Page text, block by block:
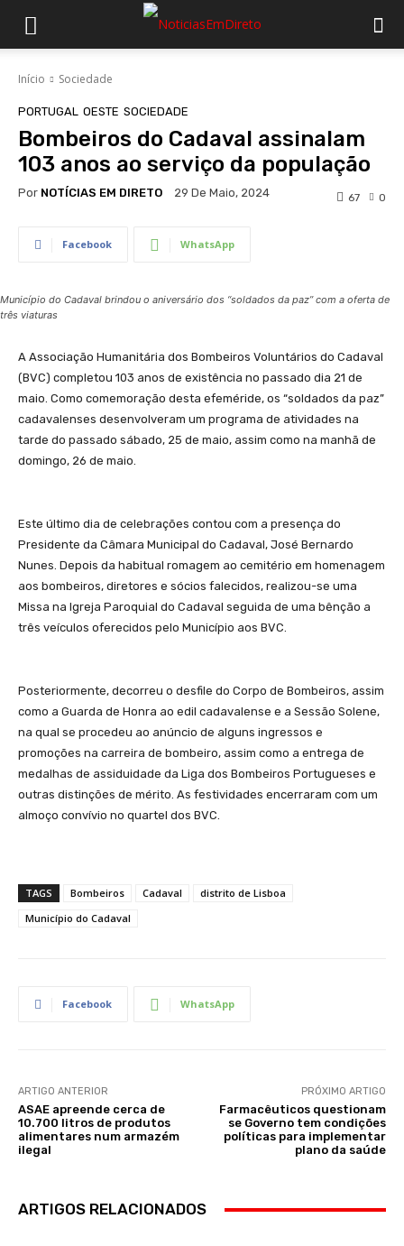
Início Sociedade
PORTUGAL OESTE SOCIEDADE
Bombeiros do Cadaval assinalam
103 anos ao serviço da população
Por NOTÍCIAS EM DIRETO 29 De Maio, 2024 0
67
Facebook WhatsApp
Município do Cadaval brindou o aniversário dos “soldados da paz” com a oferta de
três viaturas
A Associação Humanitária dos Bombeiros Voluntários do Cadaval
(BVC) completou 103 anos de existência no passado dia 21 de
maio. Como comemoração desta efeméride, os “soldados da paz”
cadavalenses desenvolveram um programa de atividades na
tarde do passado sábado, 25 de maio, assim como na manhã de
domingo, 26 de maio.
Este último dia de celebrações contou com a presença do
Presidente da Câmara Municipal do Cadaval, José Bernardo
Nunes. Depois da habitual romagem ao cemitério em homenagem
aos bombeiros, diretores e sócios falecidos, realizou-se uma
Missa na Igreja Paroquial do Cadaval seguida de uma bênção a
três veículos oferecidos pelo Município aos BVC.
Posteriormente, decorreu o desfile do Corpo de Bombeiros, assim
como a Guarda de Honra ao edil cadavalense e a Sessão Solene,
na qual se procedeu ao anúncio de alguns ingressos e
promoções na carreira de bombeiro, assim como a entrega de
medalhas de assiduidade da Liga dos Bombeiros Portugueses e
outras distinções de mérito. As festividades encerraram com um
almoço convívio no quartel dos BVC.
TAGS Bombeiros Cadaval
distrito de Lisboa
Município do Cadaval
Facebook WhatsApp
ARTIGO ANTERIOR
ASAE apreende cerca de
10.700 litros de produtos
alimentares num armazém
ilegal
PRÓXIMO ARTIGO
Farmacêuticos questionam
se Governo tem condições
políticas para implementar
plano da saúde
ARTIGOS RELACIONADOS